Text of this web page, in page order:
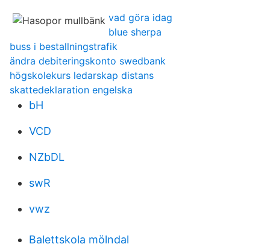
vad göra idag
blue sherpa
buss i bestallningstrafik
ändra debiteringskonto swedbank
högskolekurs ledarskap distans
skattedeklaration engelska
bH
VCD
NZbDL
swR
vwz
Balettskola mölndal